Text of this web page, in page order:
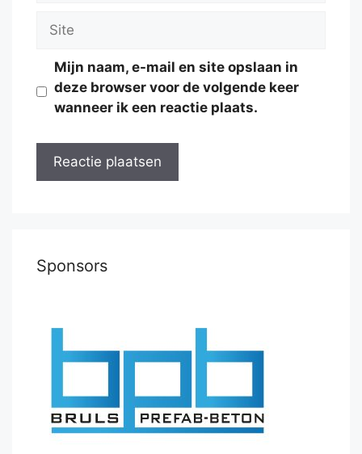
Site
Mijn naam, e-mail en site opslaan in
deze browser voor de volgende keer
wanneer ik een reactie plaats.
Sponsors